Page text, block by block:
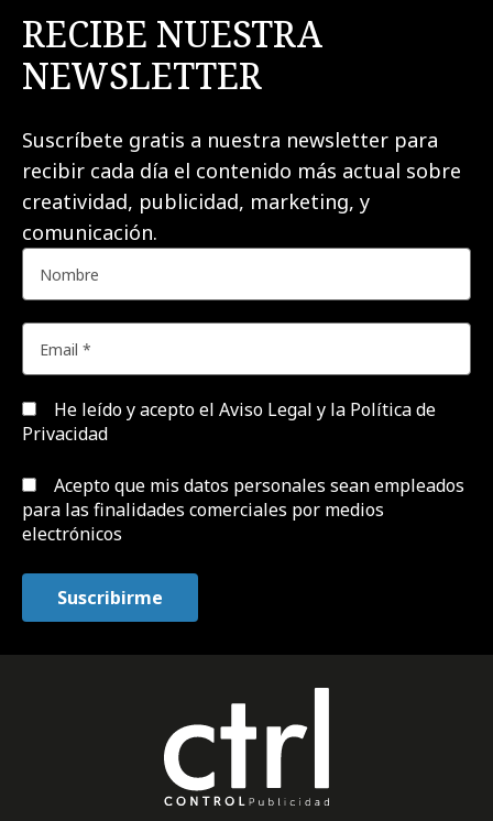
RECIBE NUESTRA
NEWSLETTER
Suscríbete gratis a nuestra newsletter para
recibir cada día el contenido más actual sobre
creatividad, publicidad, marketing, y
comunicación.
He leído y acepto el Aviso Legal y la Política de
Privacidad
Acepto que mis datos personales sean empleados
para las finalidades comerciales por medios
electrónicos